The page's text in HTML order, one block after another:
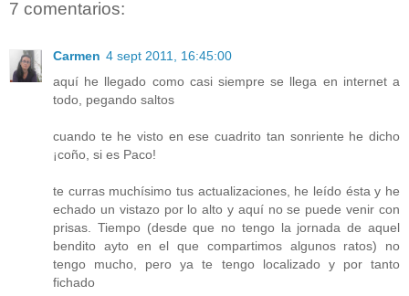
7 comentarios:
Carmen 4 sept 2011, 16:45:00
aquí he llegado como casi siempre se llega en internet a
todo, pegando saltos
cuando te he visto en ese cuadrito tan sonriente he dicho
¡coño, si es Paco!
te curras muchísimo tus actualizaciones, he leído ésta y he
echado un vistazo por lo alto y aquí no se puede venir con
prisas. Tiempo (desde que no tengo la jornada de aquel
bendito ayto en el que compartimos algunos ratos) no
tengo mucho, pero ya te tengo localizado y por tanto
fichado